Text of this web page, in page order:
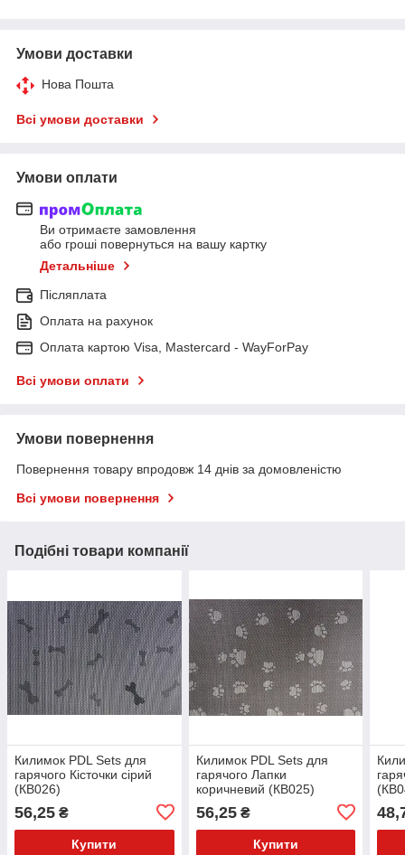
Умови доставки
Нова Пошта
Всі умови доставки
Умови оплати
Ви отримаєте замовлення
або гроші повернуться на вашу картку
Детальніше
Післяплата
Оплата на рахунок
Оплата картою Visa, Mastercard - WayForPay
Всі умови оплати
Умови повернення
Повернення товару впродовж 14 днів за домовленістю
Всі умови повернення
Подібні товари компанії
Килимок PDL Sets для
гарячого Кісточки сірий
(КВ026)
56,25 ₴
Купити
Килимок PDL Sets для
гарячого Лапки
коричневий (КВ025)
56,25₴
Купити